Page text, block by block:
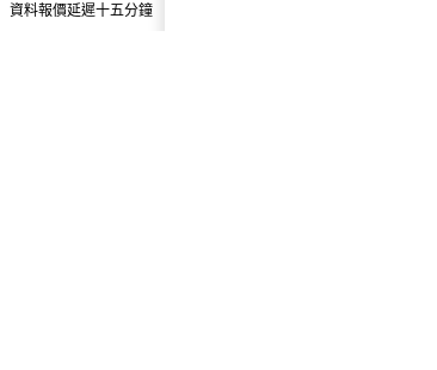
資料報價延遲十五分鐘